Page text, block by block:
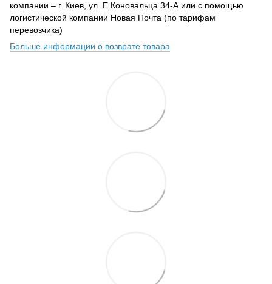
компании – г. Киев, ул. Е.Коновальца 34-А или с помощью
логистической компании Новая Почта (по тарифам
перевозчика)
Больше информации о возврате товара